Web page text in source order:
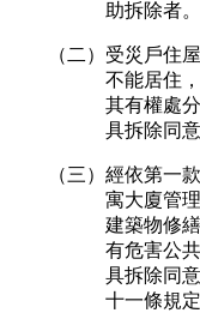
助拆除者。
（二）受災戶住
不能居住
其有權處
具拆除同
（三）經依第一
寓大廈管
建築物修
有危害公
具拆除同
十一條規